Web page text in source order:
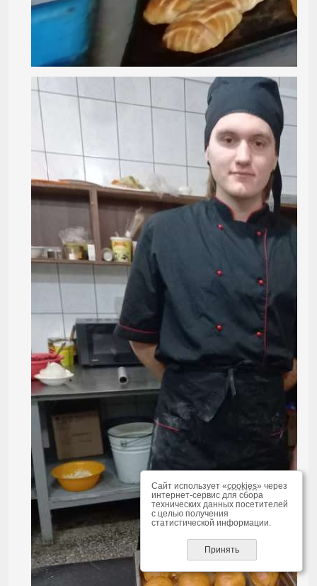
Сайт использует «cookies» через
интернет-сервис для сбора
технических данных посетителей
с целью получения
статистической информации.
Принять